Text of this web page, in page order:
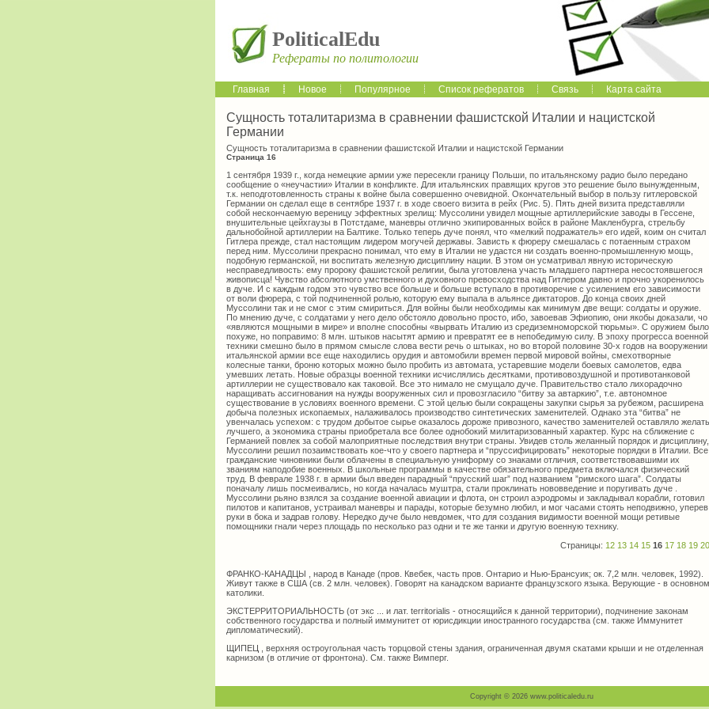
PoliticalEdu
Рефераты по политологии
Главная Новое Популярное Список рефератов Связь Карта сайта
Сущность тоталитаризма в сравнении фашистской Италии и нацистской
Германии
Сущность тоталитаризма в сравнении фашистской Италии и нацистской Германии
Страница 16
1 сентября 1939 г., когда немецкие армии уже пересекли границу Польши, по итальянскому радио было передано
сообщение о «неучастии» Италии в конфликте. Для итальянских правящих кругов это решение было вынужденным,
т.к. неподготовленность страны к войне была совершенно очевидной. Окончательный выбор в пользу гитлеровской
Германии он сделал еще в сентябре 1937 г. в ходе своего визита в рейх (Рис. 5). Пять дней визита представляли
собой нескончаемую вереницу эффектных зрелищ: Муссолини увидел мощные артиллерийские заводы в Гессене,
внушительные цейхгаузы в Потстдаме, маневры отлично экипированных войск в районе Макленбурга, стрельбу
дальнобойной артиллерии на Балтике. Только теперь дуче понял, что «мелкий подражатель» его идей, коим он считал
Гитлера прежде, стал настоящим лидером могучей державы. Зависть к фюреру смешалась с потаенным страхом
перед ним. Муссолини прекрасно понимал, что ему в Италии не удастся ни создать военно-промышленную мощь,
подобную германской, ни воспитать железную дисциплину нации. В этом он усматривал явную историческую
несправедливость: ему пророку фашистской религии, была уготовлена участь младшего партнера несостоявшегося
живописца! Чувство абсолютного умственного и духовного превосходства над Гитлером давно и прочно укоренилось
в дуче. И с каждым годом это чувство все больше и больше вступало в противоречие с усилением его зависимости
от воли фюрера, с той подчиненной ролью, которую ему выпала в альянсе диктаторов. До конца своих дней
Муссолини так и не смог с этим смириться. Для войны были необходимы как минимум две вещи: солдаты и оружие.
По мнению дуче, с солдатами у него дело обстояло довольно просто, ибо, завоевав Эфиопию, они якобы доказали, чо
«являются мощными в мире» и вполне способны «вырвать Италию из средиземноморской тюрьмы». С оружием было
похуже, но поправимо: 8 млн. штыков насытят армию и превратят ее в непобедимую силу. В эпоху прогресса военной
техники смешно было в прямом смысле слова вести речь о штыках, но во второй половине 30-х годов на вооружении
итальянской армии все еще находились орудия и автомобили времен первой мировой войны, смехотворные
колесные танки, броню которых можно было пробить из автомата, устаревшие модели боевых самолетов, едва
умевших летать. Новые образцы военной техники исчислялись десятками, противовоздушной и противотанковой
артиллерии не существовало как таковой. Все это нимало не смущало дуче. Правительство стало лихорадочно
наращивать ассигнования на нужды вооруженных сил и провозгласило “битву за автаркию”, т.е. автономное
существование в условиях военного времени. С этой целью были сокращены закупки сырья за рубежом, расширена
добыча полезных ископаемых, налаживалось производство синтетических заменителей. Однако эта “битва” не
увенчалась успехом: с трудом добытое сырье оказалось дороже привозного, качество заменителей оставляло желать
лучшего, а экономика страны приобретала все более однобокий милитаризованный характер. Курс на сближение с
Германией повлек за собой малоприятные последствия внутри страны. Увидев столь желанный порядок и дисциплину,
Муссолини решил позаимствовать кое-что у своего партнера и “пруссифицировать” некоторые порядки в Италии. Все
гражданские чиновники были облачены в специальную униформу со знаками отличия, соответствовавшими их
званиям наподобие военных. В школьные программы в качестве обязательного предмета включался физический
труд. В феврале 1938 г. в армии был введен парадный “прусский шаг” под названием ”римского шага”. Солдаты
поначалу лишь посмеивались, но когда началась муштра, стали проклинать нововведение и поругивать дуче .
Муссолини рьяно взялся за создание военной авиации и флота, он строил аэродромы и закладывал корабли, готовил
пилотов и капитанов, устраивал маневры и парады, которые безумно любил, и мог часами стоять неподвижно, уперев
руки в бока и задрав голову. Нередко дуче было невдомек, что для создания видимости военной мощи ретивые
помощники гнали через площадь по несколько раз одни и те же танки и другую военную технику.
Страницы: 12 13 14 15 16 17 18 19 20
ФРАНКО-КАНАДЦЫ , народ в Канаде (пров. Квебек, часть пров. Онтарио и Нью-Брансуик; ок. 7,2 млн. человек, 1992).
Живут также в США (св. 2 млн. человек). Говорят на канадском варианте французского языка. Верующие - в основном
католики.
ЭКСТЕРРИТОРИАЛЬНОСТЬ (от экс ... и лат. territorialis - относящийся к данной территории), подчинение законам
собственного государства и полный иммунитет от юрисдикции иностранного государства (см. также Иммунитет
дипломатический).
ЩИПЕЦ , верхняя остроугольная часть торцовой стены здания, ограниченная двумя скатами крыши и не отделенная
карнизом (в отличие от фронтона). См. также Вимперг.
Copyright © 2026 www.politicaledu.ru